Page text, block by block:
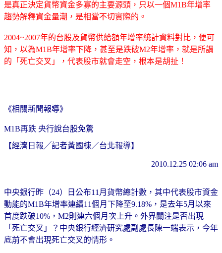
是真正決定貨幣資金多寡的主要源頭，只以一個M1B年增率
趨勢解釋資金量潮，是相當不切實際的。
2004~2007年的台股及貨幣供給額年增率統計資料對比，便可
知，以為M1B年增率下降，甚至是跌破M2年增率，就是所謂
的「死亡交叉」，代表股市就會走空，根本是胡扯！
《相關新聞報導》
M1B再跌 央行說台股免驚
【經濟日報╱記者黃國棟／台北報導】
2010.12.25 02:06 am
中央銀行昨（24）日公布11月貨幣總計數，其中代表股市資金
動能的M1B年增率連續11個月下降至9.18%，是去年5月以來
首度跌破10%，M2則連六個月次上升。外界關注是否出現
「死亡交叉」？中央銀行經濟研究處副處長陳一端表示，今年
底前不會出現死亡交叉的情形。